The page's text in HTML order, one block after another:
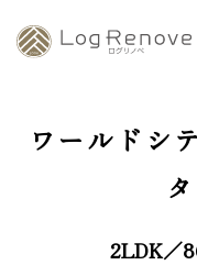
ワールドシ
2LDK／